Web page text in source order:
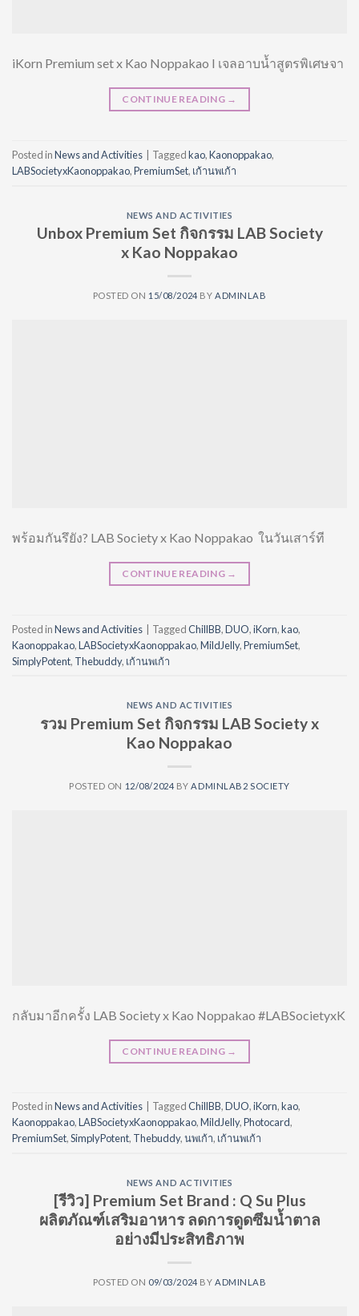
iKorn Premium set x Kao Noppakao I เจลอาบน้ำสูตรพิเศษจา
CONTINUE READING →
Posted inNews and Activities Taggedkao,Kaonoppakao,
LABSocietyxKaonoppakao,PremiumSet, เก้านพเก้า
NEWS AND ACTIVITIES
Unbox Premium Set กิจกรรม LAB Society
x Kao Noppakao
POSTED ON 15/08/2024 BY ADMINLAB
พร้อมกันรึยัง? LAB Society x Kao Noppakao ในวันเสาร์ที
CONTINUE READING →
Posted inNews and Activities TaggedChillBB,DUO,iKorn,kao,
Kaonoppakao,LABSocietyxKaonoppakao,MildJelly,PremiumSet,
SimplyPotent, Thebuddy, เก้านพเก้า
NEWS AND ACTIVITIES
รวม Premium Set กิจกรรม LAB Society x
Kao Noppakao
POSTED ON 12/08/2024 BYADMINLAB2 SOCIETY
กลับมาอีกครั้ง LAB Society x Kao Noppakao #LABSocietyxK
CONTINUE READING →
Posted inNews and Activities TaggedChillBB,DUO,iKorn,kao,
Kaonoppakao,LABSocietyxKaonoppakao,MildJelly,Photocard,
PremiumSet,SimplyPotent, Thebuddy,นพเก้า, เก้านพเก้า
NEWS AND ACTIVITIES
[รีวิว] Premium Set Brand : Q Su Plus
ผลิตภัณฑ์เสริมอาหาร ลดการดูดซึมน้ำตาล
อย่างมีประสิทธิภาพ
POSTED ON 09/03/2024 BY ADMINLAB